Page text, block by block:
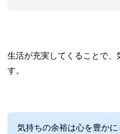
生活が充実してくることで、
す。
気持ちの余裕は心を豊か